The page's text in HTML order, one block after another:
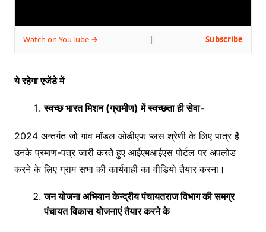
Watch on YouTube → | Subscribe
ये रहेगा एजेंडे में
स्वच्छ भारत मिशन (ग्रामीण) में स्वच्छता ही सेवा-
2024 अन्तर्गत जो गांव मॉडल ओडीएफ प्लस श्रेणी के लिए पात्र है
उनके प्रमाण-पत्र जारी करते हुए आईएमआईएस पोर्टल पर अपलोड
करने के लिए ग्राम सभा की कार्यवाही का वीडियो तैयार करना।
जन योजना अभियान केन्द्रीय पंचायतराज विभाग की समग्र
पंचायत विकास योजनाएं तैयार करने के